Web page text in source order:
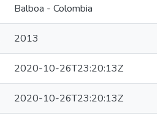
Balboa - Colombia
2013
2020-10-26T23:20:13Z
2020-10-26T23:20:13Z